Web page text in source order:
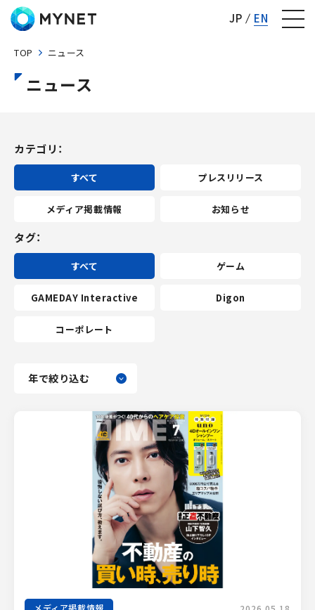
JP EN
TOP ニュース
ニュース
カテゴリ
すべて プレスリリース
メディア掲載情報 お知らせ
タグ
すべて ゲーム
GAMEDAY Interactive Digon
コーポレート